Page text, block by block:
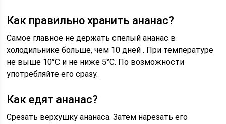
Как правильно хранить ананас?
Самое главное не держать спелый ананас в
холодильнике больше, чем 10 дней . При температуре
не выше 10°С и не ниже 5°С. По возможности
употребляйте его сразу.
Как едят ананас?
Срезать верхушку ананаса. Затем нарезать его